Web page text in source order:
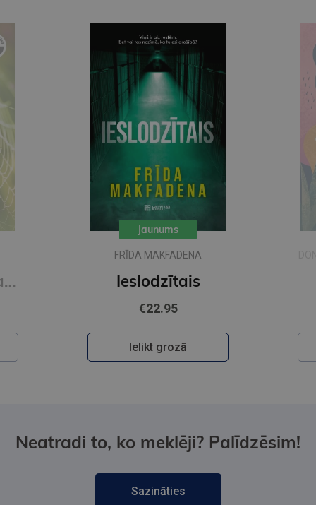
Zīda neceļi. Vakara romāns
Jaunums
FRĪDA MAKFADENA
Ieslodzītais
€22.95
Ielikt grozā
Neatradi to, ko meklēji? Palīdzēsim!
Sazināties